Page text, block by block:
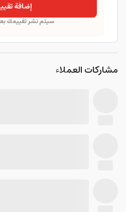
إضافة
سيتم نشر تقييمك
مشاركات العملاء